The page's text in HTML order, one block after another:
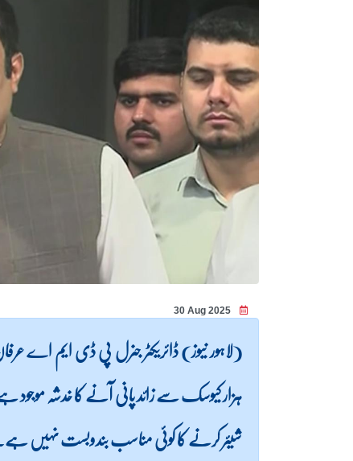
30 Aug 2025
ہزار کیوسک سے زائد پانی آنے کا خدشہ
شیئر کرنے کا کوئی مناسب بندوبست نہیں